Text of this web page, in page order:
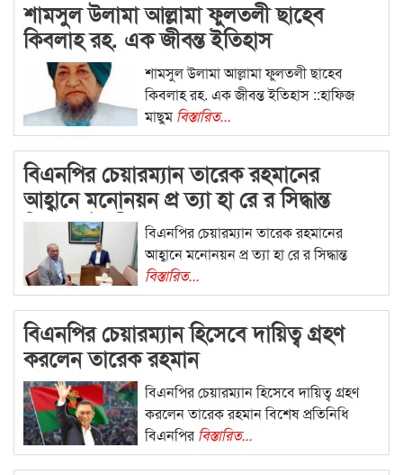
শামসুল উলামা আল্লামা ফুলতলী ছাহেব
কিবলাহ রহ. এক জীবন্ত ইতিহাস
শামসুল উলামা আল্লামা ফুলতলী ছাহেব
কিবলাহ রহ. এক জীবন্ত ইতিহাস ::হাফিজ
মাছুমবিস্তারিত...
বিএনপির চেয়ারম্যান তারেক রহমানের
আহ্বানে মনোনয়ন প্র ত্যা হা রে র সিদ্ধান্ত
মিজান চৌধুরীর বিএনপির চেয়ারম্যান তারেক রহমানের
আহ্বানে মনোনয়ন প্র ত্যা হা রে র সিদ্ধান্ত
বিস্তারিত...
বিএনপির চেয়ারম্যান হিসেবে দায়িত্ব গ্রহণ
করলেন তারেক রহমান
বিএনপির চেয়ারম্যান হিসেবে দায়িত্ব গ্রহণ
করলেন তারেক রহমান বিশেষ প্রতিনিধি
বিএনপির বিস্তারিত...